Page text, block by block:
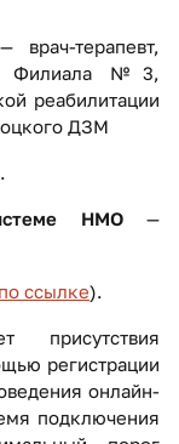
врач-терапевт,
Филиала №3,
реабилитации
ДЗМ
.
НМО—
по ссылке).
присутствия
регистрации
онлайн-
подключения